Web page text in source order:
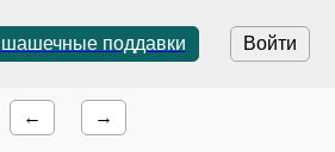
Войти
шашечные поддавки
← →